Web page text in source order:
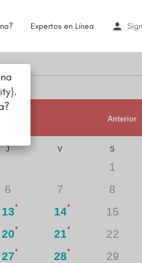
Expertos en Línea
Anterior
J V S
1
6 7 8
13 14 15
20 21 22
27 28 29